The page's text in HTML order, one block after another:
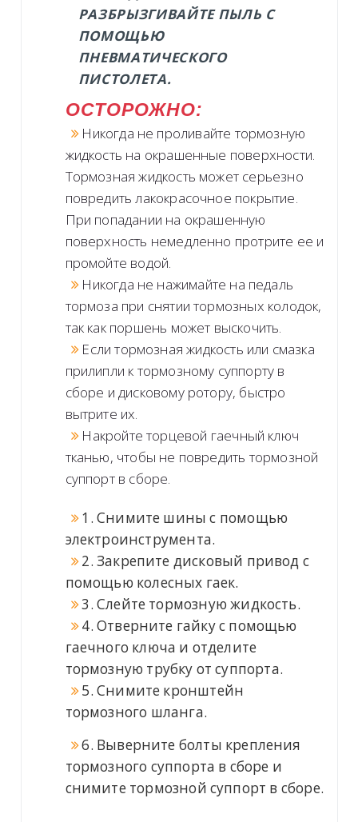
РАЗБРЫЗГИВАЙТЕ ПЫЛЬ С
ПОМОЩЬЮ
ПНЕВМАТИЧЕСКОГО
ПИСТОЛЕТА.
ОСТОРОЖНО:
Никогда не проливайте тормозную
жидкость на окрашенные поверхности.
Тормозная жидкость может серьезно
повредить лакокрасочное покрытие.
При попадании на окрашенную
поверхность немедленно протрите ее и
промойте водой.
Никогда не нажимайте на педаль
тормоза при снятии тормозных колодок,
так как поршень может выскочить.
Если тормозная жидкость или смазка
прилипли к тормозному суппорту в
сборе и дисковому ротору, быстро
вытрите их.
Накройте торцевой гаечный ключ
тканью, чтобы не повредить тормозной
суппорт в сборе.
1. Снимите шины с помощью
электроинструмента.
2. Закрепите дисковый привод с
помощью колесных гаек.
3. Слейте тормозную жидкость.
4. Отверните гайку с помощью
гаечного ключа и отделите
тормозную трубку от суппорта.
5. Снимите кронштейн
тормозного шланга.
6. Выверните болты крепления
тормозного суппорта в сборе и
снимите тормозной суппорт в сборе.